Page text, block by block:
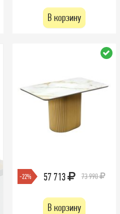
В корзину
-22% 57 713 73 990
В корзину